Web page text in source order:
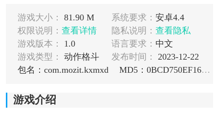
游戏大小： 81.90 M 系统要求： 安卓4.4
权限说明： 查看详情 隐私说明： 查看隐私
游戏版本：
1.0 语言要求： 中文
游戏类型：
动作格斗 发布时间：
2023-12-22
包名：com.mozit.kxmxd
MD5：0BCD750EF1644C9385FC7AA4FDA90E44
游戏介绍